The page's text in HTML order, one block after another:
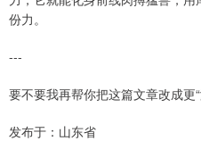
份力。
---
要不要我再帮你把这篇文章改成更
发布于：山东省